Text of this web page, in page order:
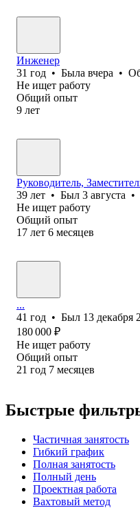
Инженер
31 год • Была вчера •
Не ищет работу
Общий опыт
9 лет
Руководитель,
39 лет • Был 3 августа •
Не ищет работу
Общий опыт
17 лет 6 месяцев
...
41 год • Был 13 декабря
180 000 ₽
Не ищет работу
Общий опыт
21 год 7 месяцев
Быстрые
Частичная занятость
Гибкий график
Полная занятость
Полный день
Проектная работа
Вахтовый метод